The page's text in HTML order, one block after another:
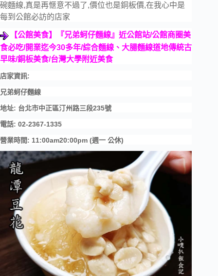
碗麵線,真是再愜意不過了,價位也是銅板價,在我心中是
每到公館必訪的店家
【公館美食】『兄弟蚵仔麵線』近公館站/公館商圈美
食必吃/開業迄今30多年/綜合麵線、大腸麵線道地傳統古
早味/銅板美食/台灣大學附近美食
店家資訊:
兄弟蚵仔麵線
地址: 台北市中正區汀州路三段235號
電話: 02-2367-1335
營業時間: 11:00am20:00pm (週一 公休)